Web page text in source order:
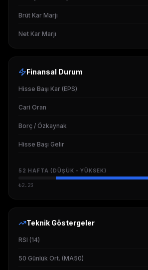
Brüt Kar Marjı
Net Kar Marjı
Finansal Durum
Hisse Başı Kar (EPS)
Cari Oran
Borç / Özkaynak
Hisse Başı Gelir
52 HAFTA (DÜŞÜK - YÜKSEK)
₺2.23
Teknik Göstergeler
RSI (14)
50 Günlük Ort. (MA50)